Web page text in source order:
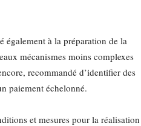
également à la préparation de la
mécanismes moins complexes
recommandé d’identifier des
paiement échelonné.
et mesures pour la réalisation